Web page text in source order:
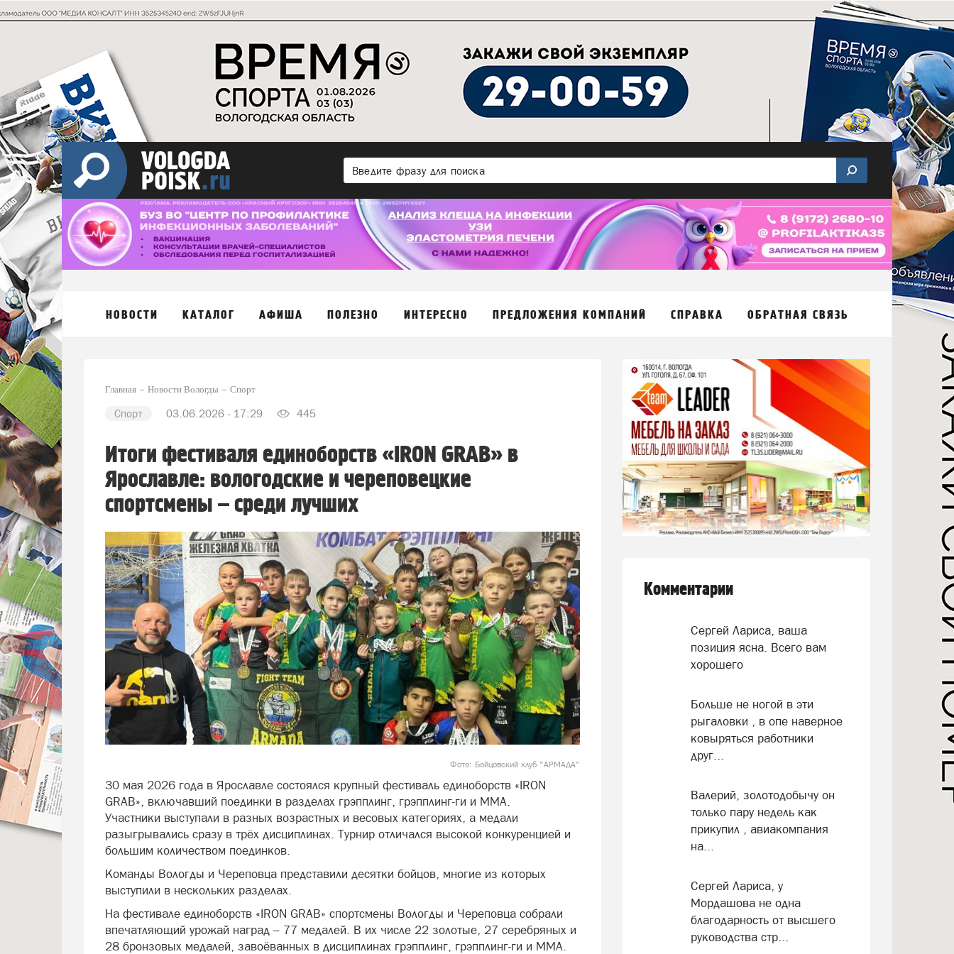
НОВОСТИ КАТАЛОГ АФИША ПОЛЕЗНО ИНТЕРЕСНО ПРЕДЛОЖЕНИЯ КОМПАНИЙ СПРАВКА ОБРАТНАЯ СВЯЗЬ
Главная Новости Вологды Спорт
Спорт 03.06.2026 - 17:29 445
Итоги фестиваля единоборств «IRON GRAB» в
Ярославле: вологодские и череповецкие
спортсмены – среди лучших
Фото: Бойцовский клуб "АРМАДА"
30 мая 2026 года в Ярославле состоялся крупный фестиваль единоборств «IRON
GRAB», включавший поединки в разделах грэпплинг, грэпплинг‑ги и ММА.
Участники выступали в разных возрастных и весовых категориях, а медали
разыгрывались сразу в трёх дисциплинах. Турнир отличался высокой конкуренцией и
большим количеством поединков.
Команды Вологды и Череповца представили десятки бойцов, многие из которых
выступили в нескольких разделах.
На фестивале единоборств «IRON GRAB» спортсмены Вологды и Череповца собрали
впечатляющий урожай наград – 77 медалей. В их числе 22 золотые, 27 серебряных и
28 бронзовых медалей, завоёванных в дисциплинах грэпплинг, грэпплинг‑ги и ММА.
Комментарии
Сергей Лариса, ваша
позиция ясна. Всего вам
хорошего
Больше не ногой в эти
рыгаловки , в опе наверное
ковыряться работники
друг...
Валерий, золотодобычу он
только пару недель как
прикупил , авиакомпания
на...
Сергей Лариса, у
Мордашова не одна
благодарность от высшего
руководства стр...